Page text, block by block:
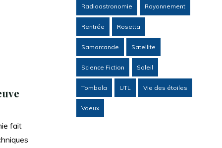
fait
Radioastronomie Rayonnement
Rentrée Rosetta
Samarcande Satellite
Science Fiction Soleil
Tombola UTL Vie des étoiles
Voeux